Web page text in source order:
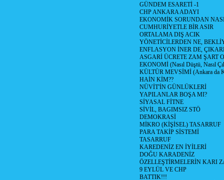
GÜNDEM ESARETİ -1
CHP ANKARA ADAYI
EKONOMİK SORUNDAN
CUMHURİYETLE BİR ASIR
ORTALAMA DIŞ ACIK
YÖNETİCİLERDEN NE,
ENFLASYON İNER DE,
ASGARİ ÜCRETE ZAM ŞART
EKONOMİ (Nasıl Düştü, Nasıl
KÜLTÜR MEVSİMİ (Ankara da
HAİN KİM??
NÜVİT'İN GÜNLÜKLERİ
YAPILANLAR BOŞA MI?
SİYASAL FİTNE
SİVİL, BAGIMSIZ STÖ
DEMOKRASİ
MİKRO (KİŞİSEL) TASARRUF
PARA TAKİP SİSTEMİ
TASARRUF
KAREDENİZ EN İYİLERİ
DOĞU KARADENİZ
ÖZELLEŞTİRMELERİN KARI
9 EYLÜL VE CHP
BATTIK!!!